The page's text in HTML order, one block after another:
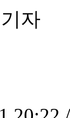
자